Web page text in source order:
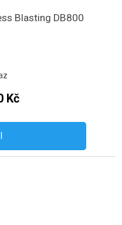
Blasting DB800
Kč